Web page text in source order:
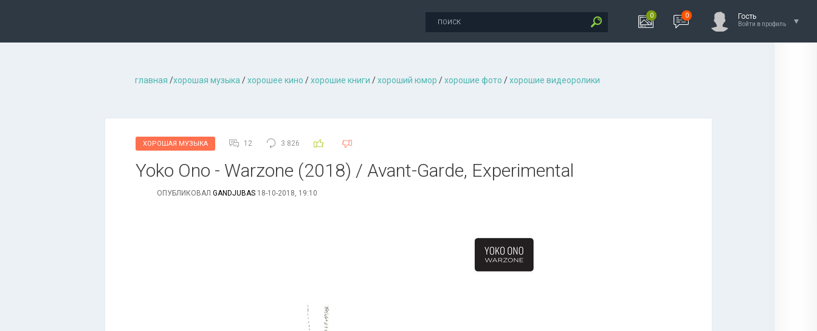
0 0 Гость
Войти в профиль
главная /хорошая музыкa /хорошее кино /хорошие книги /хороший юмор /хорошие фото /хорошие видеоролики
ХОРОШАЯ МУЗЫКА 12 3 826
Yoko Ono - Warzone (2018) / Avant-Garde, Experimental
ОПУБЛИКОВАЛ GANDJUBAS 18-10-2018, 19:10